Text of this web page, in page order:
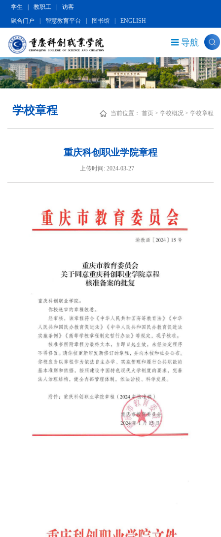
学生 教职工
访客
融合门户
智慧教育平台 图书馆 ENGLISH
导航
学校章程 当前位置： 首页 > 学校概况 > 学校章程
重庆科创职业学院章程
上传时间: 2024-03-27